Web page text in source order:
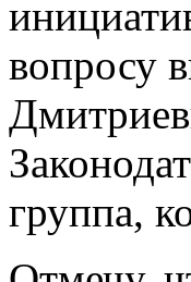
вопросу
группа,